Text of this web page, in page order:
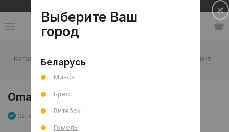
Каталог - Керамогранит
-
Omani Bianco Mat 60x120х0,85 R
Omani Bianco Mat 60x120х0,85 R
Остаток 2.16 м2 Артикул: 0000026717
Выберите Ваш
город
Беларусь
Минск
Брест
Витебск
Гомель